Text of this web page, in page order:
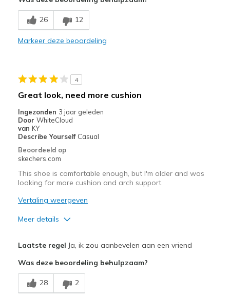
Breathe Well
Comfortable
Beste toepassingen
Travel
Width
Sizing
View On Shoes
I'm Into Shoes
26 12
Markeer deze beoordeling
4
Great look, need more cushion
Ingezonden 3 jaar geleden
Door WhiteCloud
van KY
Describe Yourself Casual
Beoordeeld op
skechers.com
This shoe is comfortable enough, but I'm older and was
looking for more cushion and arch support.
Vertaling weergeven
Meer details
Durable
Stylish
Laatste regel Ja, ik zou aanbevelen aan een vriend
Was deze beoordeling behulpzaam?
28 2